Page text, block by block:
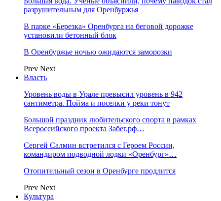
разрушительным для Оренбуржья
В парке «Березка» Оренбурга на беговой дорожке
установили бетонный блок
В Оренбуржье ночью ожидаются заморозки
Prev Next
Власть
Уровень воды в Урале превысил уровень в 942
сантиметра. Пойма и поселки у реки тонут
Большой праздник любительского спорта в рамках
Всероссийского проекта Забег.рф…
Сергей Салмин встретился с Героем России,
командиром подводной лодки «Оренбург»…
Отопительный сезон в Оренбурге продлится
Prev Next
Культура